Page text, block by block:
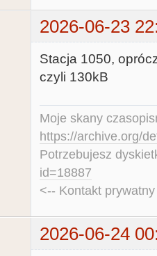
2026-06-23
Stacja 1050,
czyli 130kB
Moje skany
https://archive.org/
Potrzebujesz
id=18887
<-- Kontakt
2026-06-24